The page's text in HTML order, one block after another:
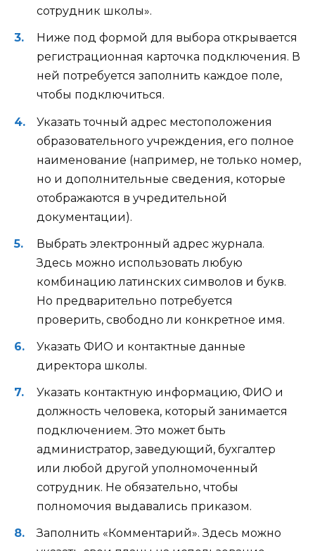
сотрудник школы».
Ниже под формой для выбора открывается
регистрационная карточка подключения. В
ней потребуется заполнить каждое поле,
чтобы подключиться.
Указать точный адрес местоположения
образовательного учреждения, его полное
наименование (например, не только номер,
но и дополнительные сведения, которые
отображаются в учредительной
документации).
Выбрать электронный адрес журнала.
Здесь можно использовать любую
комбинацию латинских символов и букв.
Но предварительно потребуется
проверить, свободно ли конкретное имя.
Указать ФИО и контактные данные
директора школы.
Указать контактную информацию, ФИО и
должность человека, который занимается
подключением. Это может быть
администратор, заведующий, бухгалтер
или любой другой уполномоченный
сотрудник. Не обязательно, чтобы
полномочия выдавались приказом.
Заполнить «Комментарий». Здесь можно